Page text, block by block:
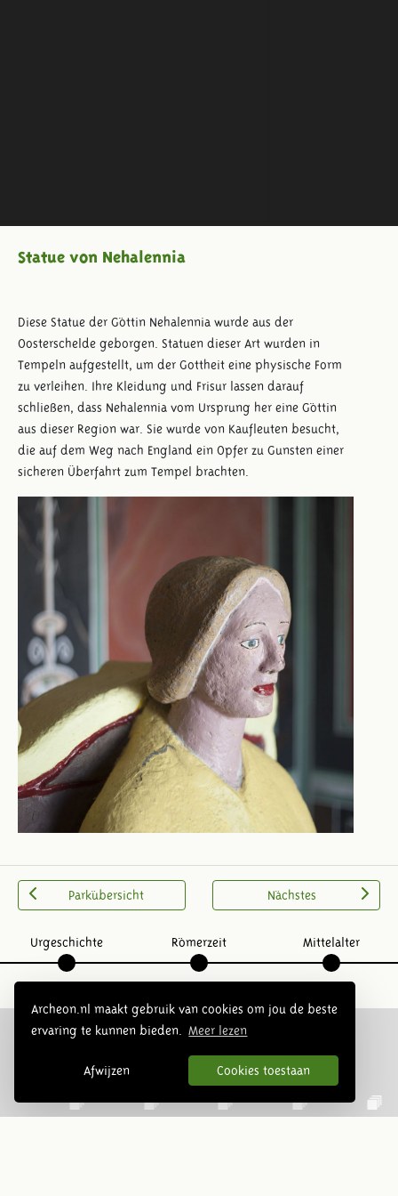
Archeon.nl maakt gebruik van cookies om jou de beste
ervaring te kunnen bieden.
Meer lezen
Afwijzen Cookies toestaan
Statue von Nehalennia
Diese Statue der Göttin Nehalennia wurde aus der
Oosterschelde geborgen. Statuen dieser Art wurden in
Tempeln aufgestellt, um der Gottheit eine physische Form
zu verleihen. Ihre Kleidung und Frisur lassen darauf
schließen, dass Nehalennia vom Ursprung her eine Göttin
aus dieser Region war. Sie wurde von Kaufleuten besucht,
die auf dem Weg nach England ein Opfer zu Gunsten einer
sicheren Überfahrt zum Tempel brachten.
Parkübersicht Nächstes
Urgeschichte Römerzeit Mittelalter
Folge uns: